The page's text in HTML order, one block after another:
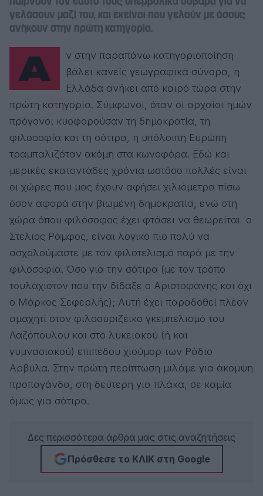
γελάσουν μαζί του, και εκείνοι που γελούν με όσους
ανήκουν στην πρώτη κατηγορία.
Αν στην παραπάνω κατηγοριοποίηση
βάλει κανείς γεωγραφικά σύνορα, η
Ελλάδα ανήκει από καιρό τώρα στην
πρώτη κατηγορία. Σύμφωνοι, όταν οι αρχαίοι ημών
πρόγονοι κυοφορούσαν τη δημοκρατία, τη
φιλοσοφία και τη σάτιρα, η υπόλοιπη Ευρώπη
τραμπαλιζόταν ακόμη στα κωνοφόρα. Εδώ και
μερικές εκατοντάδες χρόνια ωστόσο πολλές είναι
οι χώρες που μας έχουν αφήσει χιλιόμετρα πίσω
όσον αφορά στην βιωμένη δημοκρατία, ενώ στη
χώρα όπου φιλόσοφος έχει φτάσει να θεωρείται ο
Στέλιος Ράμφος, είναι λογικό πιο πολύ να
ασχολούμαστε με τον φιλοτελισμό παρά με την
φιλοσοφία. Όσο για την σάτιρα (με τον τρόπο
τουλάχιστον που την δίδαξε ο Αριστοφάνης και όχι
ο Μάρκος Σεφερλής); Αυτή έχει παραδοθεί πλέον
αμαχητί στον φιλοσυριζέικο γκεμπελισμό του
Λαζόπουλου και στο λυκειακού (ή και
γυμνασιακού) επιπέδου χιούμορ των Ράδιο
Αρβύλα. Στην πρώτη περίπτωση μιλάμε για άκομψη
προπαγάνδα, στη δεύτερη για πλάκα, σε καμία
όμως για σάτιρα.
Δες περισσότερα άρθρα μας στις αναζητήσεις
Πρόσθεσε το ΚΛΙΚ στη Google